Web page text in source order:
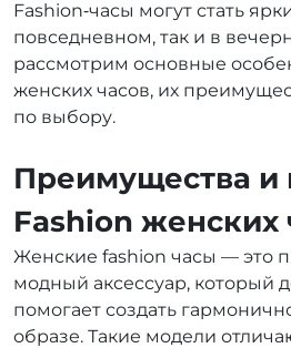
Fashion‑часы могут стать
повседневном, так и в
рассмотрим основные
женских часов, их
по выбору.
Преимущества и
Fashion женских
Женские fashion часы — это
модный аксессуар, который
помогает создать
образе. Такие модели